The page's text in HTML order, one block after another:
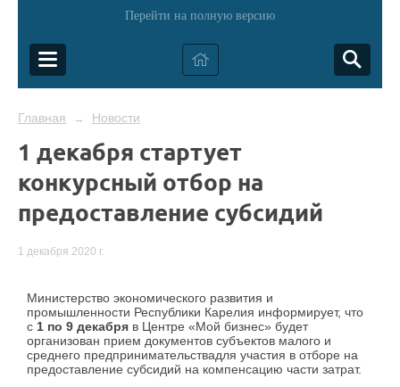
Перейти на полную версию
Главная → Новости
1 декабря стартует
конкурсный отбор на
предоставление субсидий
1 декабря 2020 г.
Министерство экономического развития и
промышленности Республики Карелия информирует, что
с 1 по 9 декабря в Центре «Мой бизнес» будет
организован прием документов субъектов малого и
среднего предпринимательствадля участия в отборе на
предоставление субсидий на компенсацию части затрат.